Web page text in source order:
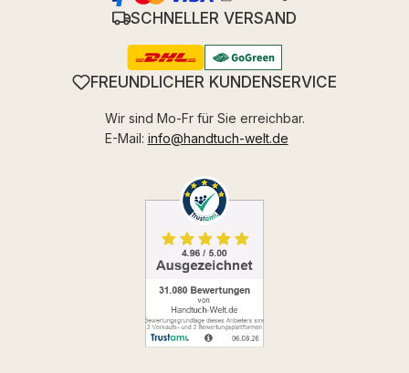
SCHNELLER VERSAND
FREUNDLICHER KUNDENSERVICE
Wir sind Mo-Fr für Sie erreichbar.
E-Mail: info@handtuch-welt.de